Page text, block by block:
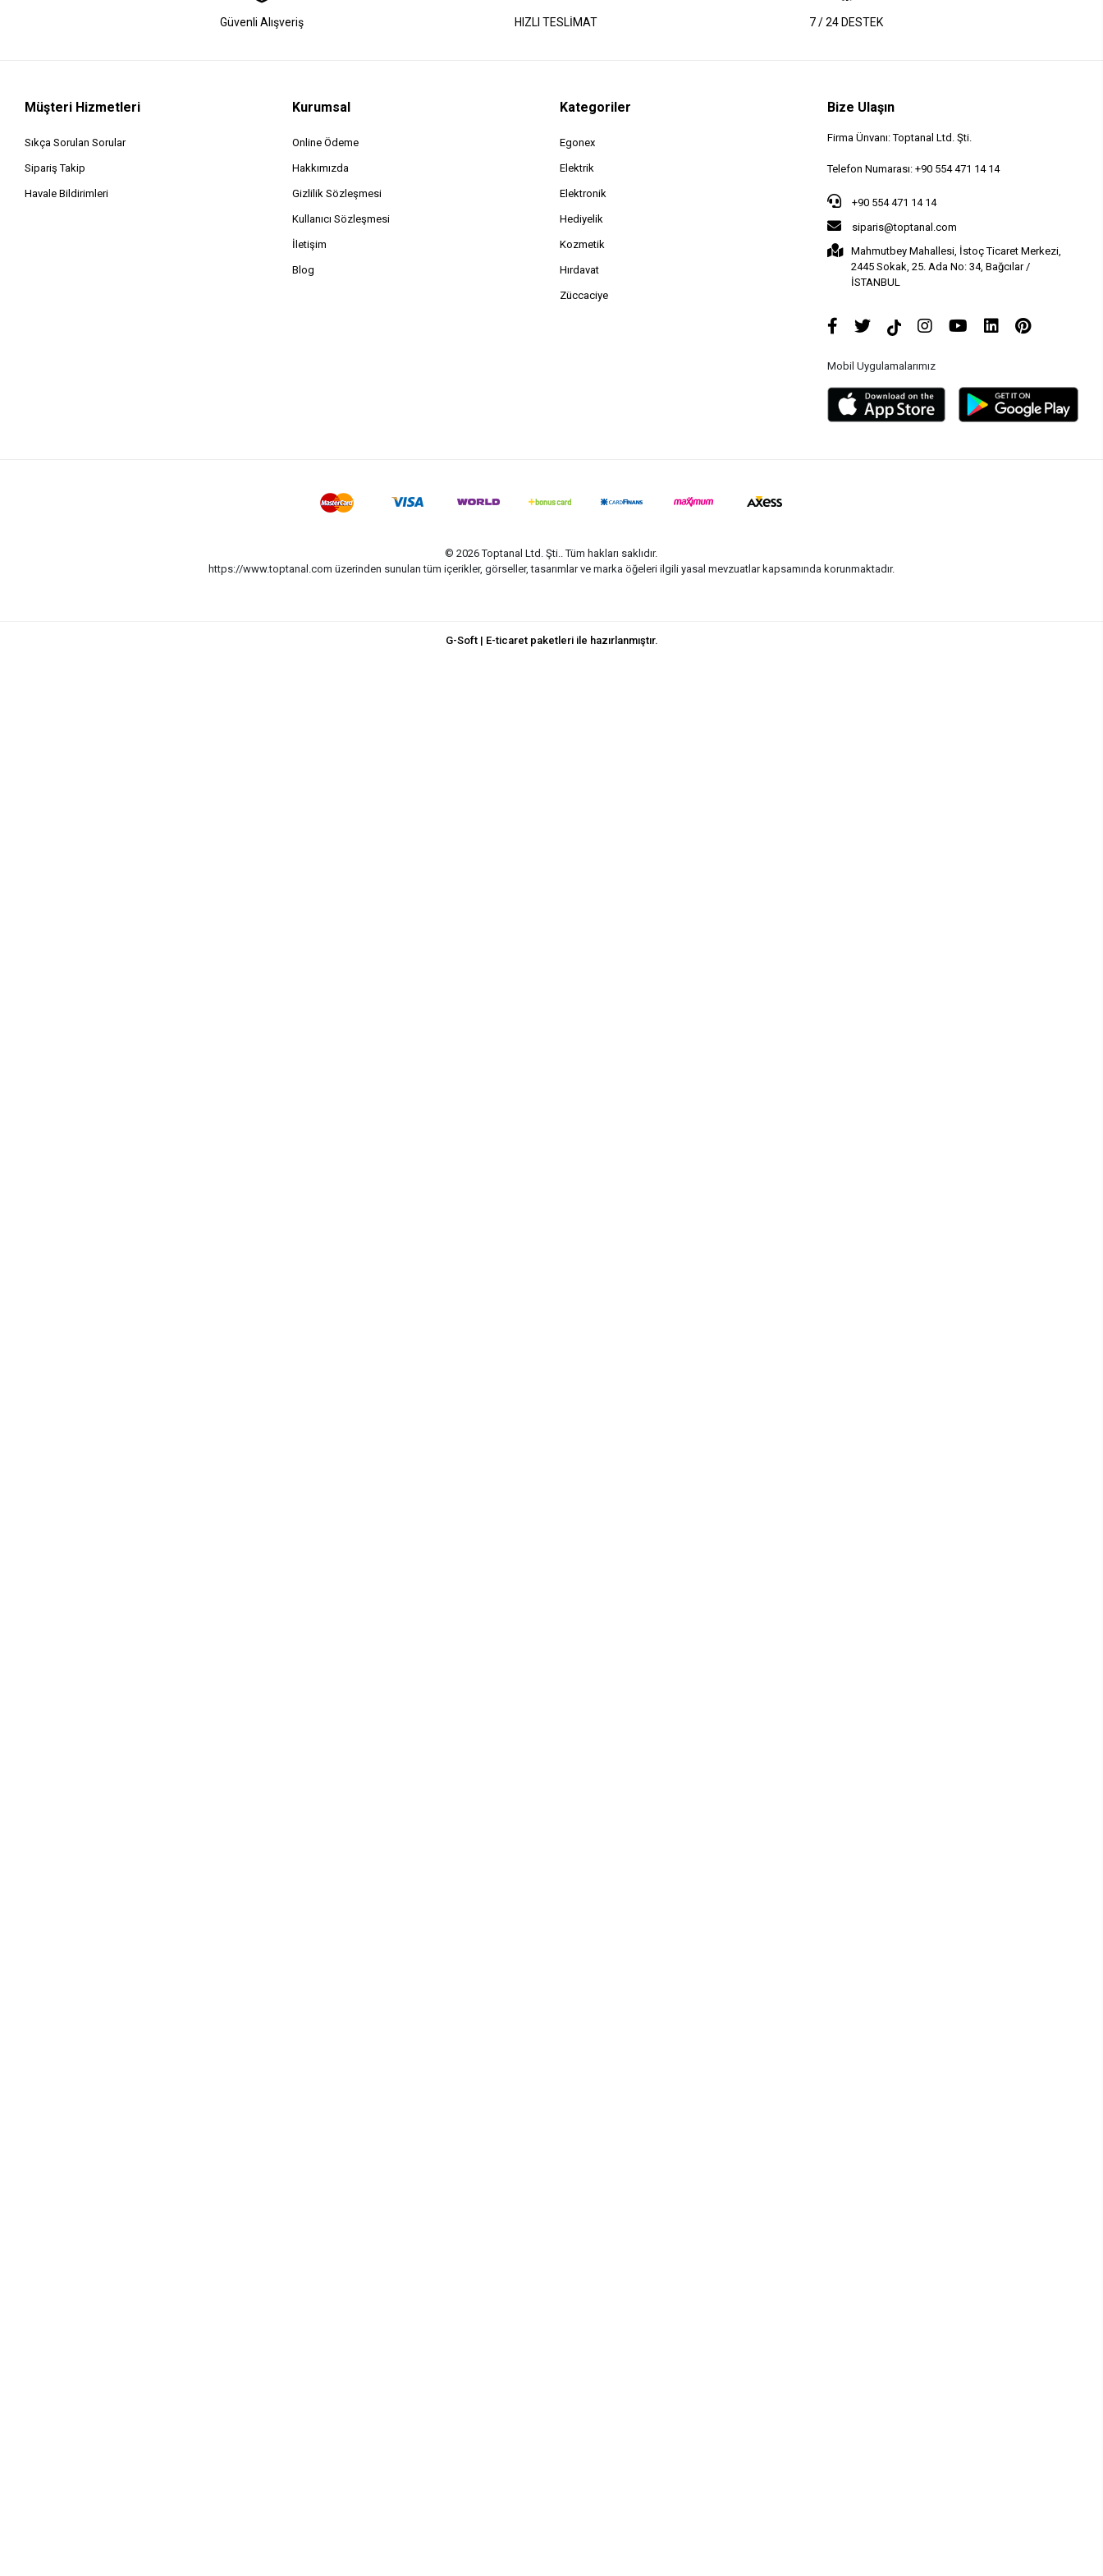
Güvenli Alışveriş HIZLI TESLİMAT 7 / 24 DESTEK
Müşteri Hizmetleri
Sıkça Sorulan Sorular
Sipariş Takip
Havale Bildirimleri
Kurumsal
Online Ödeme
Hakkımızda
Gizlilik Sözleşmesi
Kullanıcı Sözleşmesi
İletişim
Blog
Kategoriler
Egonex
Elektrik
Elektronik
Hediyelik
Kozmetik
Hırdavat
Züccaciye
Bize Ulaşın
Firma Ünvanı: Toptanal Ltd. Şti.
Telefon Numarası: +90 554 471 14 14
+90 554 471 14 14
siparis@toptanal.com
Mahmutbey Mahallesi, İstoç Ticaret Merkezi,
2445 Sokak, 25. Ada No: 34, Bağcılar /
İSTANBUL
Mobil Uygulamalarımız
© 2026 Toptanal Ltd. Şti.. Tüm hakları saklıdır.
https://www.toptanal.com üzerinden sunulan tüm içerikler, görseller, tasarımlar ve marka öğeleri ilgili yasal mevzuatlar kapsamında korunmaktadır.
G-Soft | E-ticaret paketleri ile hazırlanmıştır.